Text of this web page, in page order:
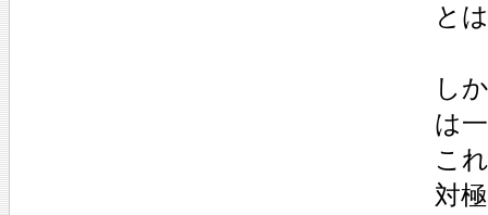
と
し
は
こ
対